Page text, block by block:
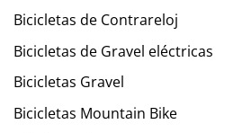
Bicicletas de Contrareloj
Bicicletas de Gravel eléctricas
Bicicletas Gravel
Bicicletas Mountain Bike